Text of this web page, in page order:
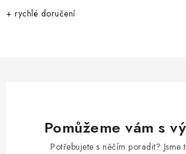
+ rychlé doručení
Pomůžeme vám s
Potřebujete s něčím poradit? Jsme